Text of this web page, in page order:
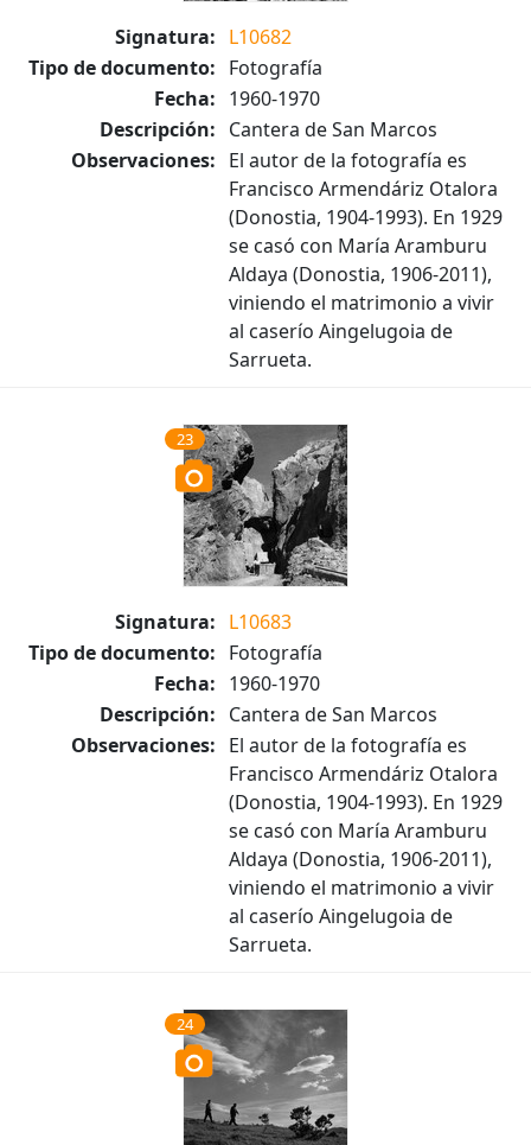
Signatura: L10682
Tipo de documento: Fotografía
Fecha: 1960-1970
Descripción: Cantera de San Marcos
Observaciones: El autor de la fotografía es
Francisco Armendáriz Otalora
(Donostia, 1904-1993). En 1929
se casó con María Aramburu
Aldaya (Donostia, 1906-2011),
viniendo el matrimonio a vivir
al caserío Aingelugoia de
Sarrueta.
23
Signatura: L10683
Tipo de documento: Fotografía
Fecha: 1960-1970
Descripción: Cantera de San Marcos
Observaciones: El autor de la fotografía es
Francisco Armendáriz Otalora
(Donostia, 1904-1993). En 1929
se casó con María Aramburu
Aldaya (Donostia, 1906-2011),
viniendo el matrimonio a vivir
al caserío Aingelugoia de
Sarrueta.
24